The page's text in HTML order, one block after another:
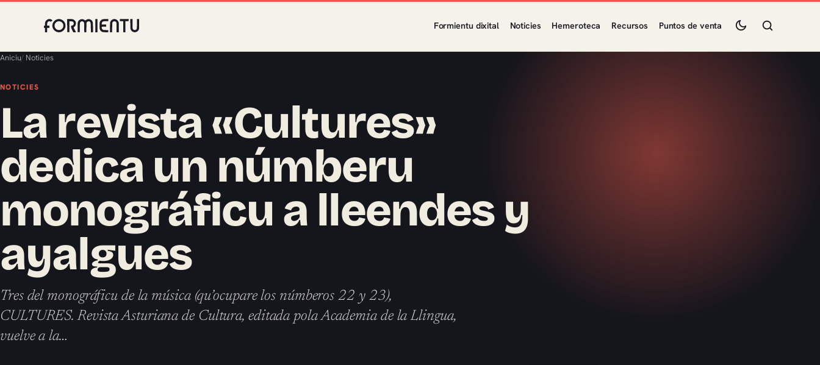
Formientu dixital Noticies Hemeroteca Recursos Puntos de venta
Aniciu/ Noticies
NOTICIES
La revista «Cultures»
dedica un númberu
monográficu a lleendes y
ayalgues
Tres del monográficu de la música (qu’ocupare los númberos 22 y 23),
CULTURES. Revista Asturiana de Cultura, editada pola Academia de la Llingua,
vuelve a la…